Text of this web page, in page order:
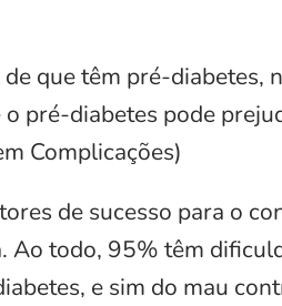
que têm pré-diabetes,
pré-diabetes pode
Complicações)
de sucesso para o
Ao todo, 95% têm
e sim do mau